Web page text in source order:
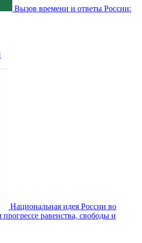
Вызов времени и ответы России:
Национальная идея России во
равенства, свободы и